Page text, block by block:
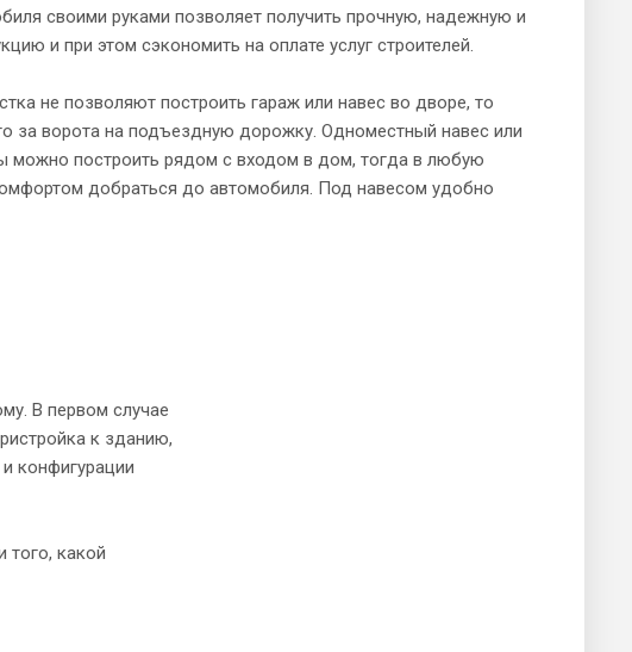
своими руками позволяет получить прочную, надежную и
и при этом сэкономить на оплате услуг строителей.
не позволяют построить гараж или навес во дворе, то
за ворота на подъездную дорожку. Одноместный навес или
можно построить рядом с входом в дом, тогда в любую
добраться до автомобиля. Под навесом удобно
В первом случае
к зданию,
конфигурации
того, какой